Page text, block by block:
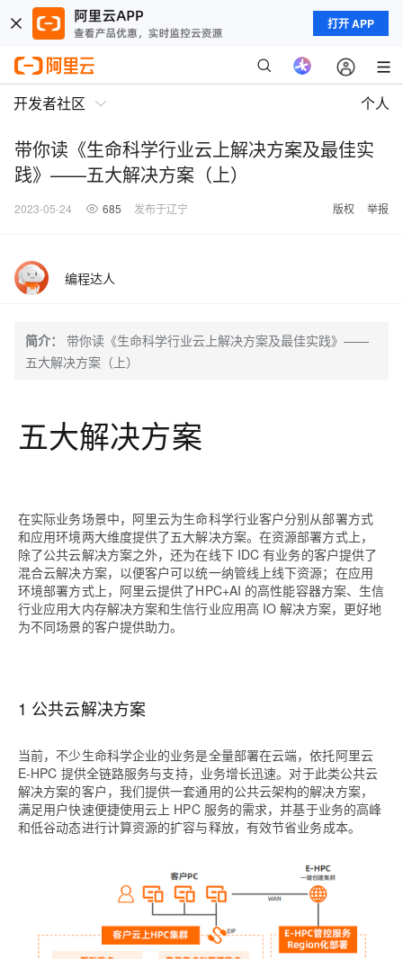
打开 APP
开发者社区 个人
带你读《生命科学行业云上解决方案及最佳实
践》——五大解决方案（上）
2023-05-24 685 发布于辽宁 版权 举报
编程达人
简介：
带你读《生命科学行业云上解决方案及最佳实践》——
五大解决方案（上）
五大解决方案
在实际业务场景中，阿里云为生命科学行业客户分别从部署方式
和应用环境两大维度提供了五大解决方案。在资源部署方式上，
除了公共云解决方案之外，还为在线下 IDC 有业务的客户提供了
混合云解决方案，以便客户可以统一纳管线上线下资源；在应用
环境部署方式上，阿里云提供了HPC+AI 的高性能容器方案、生信
行业应用大内存解决方案和生信行业应用高 IO 解决方案，更好地
为不同场景的客户提供助力。
1 公共云解决方案
当前，不少生命科学企业的业务是全量部署在云端，依托阿里云
E-HPC 提供全链路服务与支持，业务增长迅速。对于此类公共云
解决方案的客户，我们提供一套通用的公共云架构的解决方案，
满足用户快速便捷使用云上 HPC 服务的需求，并基于业务的高峰
和低谷动态进行计算资源的扩容与释放，有效节省业务成本。